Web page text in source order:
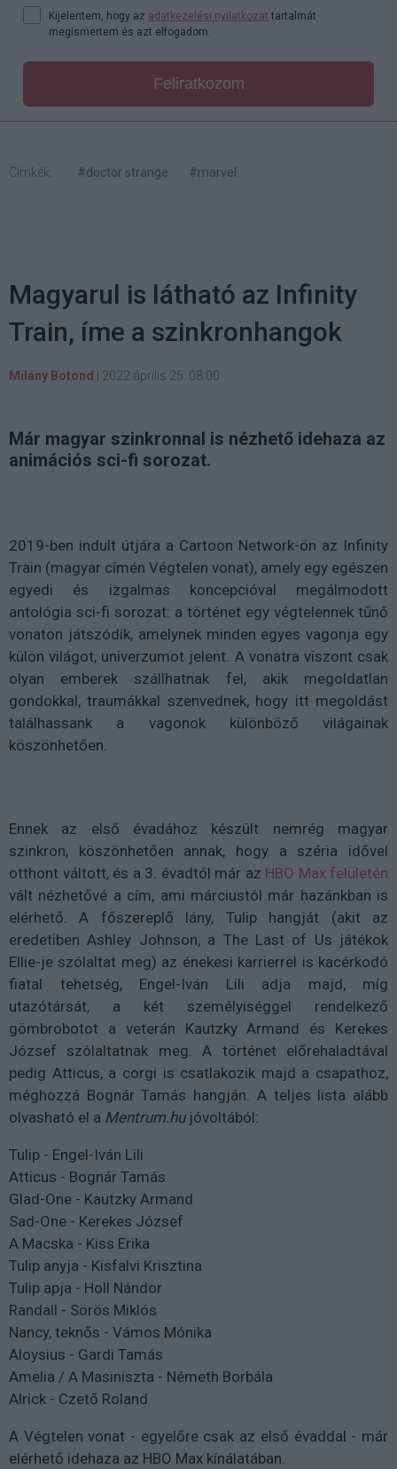
Kijelentem, hogy az adatkezelési nyilatkozat tartalmát
megismertem és azt elfogadom.
Feliratkozom
Címkék: #doctor strange #marvel
Magyarul is látható az Infinity
Train, íme a szinkronhangok
Milány Botond 2022 április 25. 08:00
Már magyar szinkronnal is nézhető idehaza az
animációs sci-fi sorozat.
2019-ben indult útjára a Cartoon Network-ön az Infinity
Train (magyar címén Végtelen vonat), amely egy egészen
egyedi és izgalmas koncepcióval megálmodott
antológia sci-fi sorozat: a történet egy végtelennek tűnő
vonaton játszódik, amelynek minden egyes vagonja egy
külön világot, univerzumot jelent. A vonatra viszont csak
olyan emberek szállhatnak fel, akik megoldatlan
gondokkal, traumákkal szenvednek, hogy itt megoldást
találhassank a vagonok különböző világainak
köszönhetően.
Ennek az első évadához készült nemrég magyar
szinkron, köszönhetően annak, hogy a széria idővel
otthont váltott, és a 3. évadtól már az HBO Max felületén
vált nézhetővé a cím, ami márciustól már hazánkban is
elérhető.A főszereplő lány, Tulip hangját (akit az
eredetibenAshley Johnson, a The Last of Us játékok
Ellie-je szólaltat meg) az énekesi karrierrel is kacérkodó
fiatal tehetség, Engel-Iván Lili adja majd, míg
utazótársát, a két személyiséggel rendelkező
gömbrobotot a veterán Kautzky Armand és Kerekes
József szólaltatnak meg. A történet előrehaladtával
pedig Atticus, a corgi is csatlakozik majd a csapathoz,
méghozzá Bognár Tamás hangján. A teljes lista alább
olvasható el a Mentrum.hujóvoltából:
Tulip - Engel-Iván Lili
Atticus - Bognár Tamás
Glad-One - Kautzky Armand
Sad-One - Kerekes József
A Macska - Kiss Erika
Tulip anyja - Kisfalvi Krisztina
Tulip apja - Holl Nándor
Randall - Sörös Miklós
Nancy, teknős - Vámos Mónika
Aloysius - Gardi Tamás
Amelia / A Masiniszta - Németh Borbála
Alrick - Czető Roland
A Végtelen vonat - egyelőre csak az első évaddal - már
elérhető idehaza az HBO Max kínálatában.